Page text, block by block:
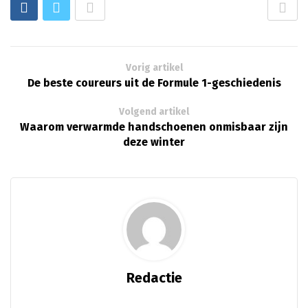
Vorig artikel
De beste coureurs uit de Formule 1-geschiedenis
Volgend artikel
Waarom verwarmde handschoenen onmisbaar zijn
deze winter
Redactie